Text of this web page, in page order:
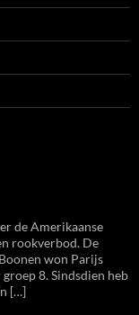
de Amerikaanse
rookverbod. De
won Parijs
8. Sindsdien heb
[…]